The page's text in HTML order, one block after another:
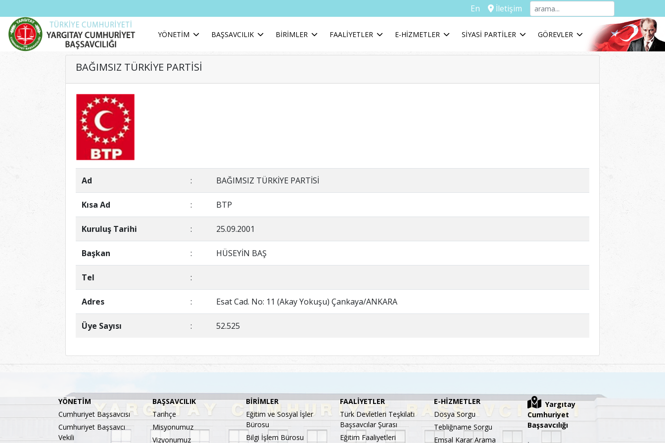
En İletişim
YÖNETİM BAŞSAVCILIK BİRİMLER FAALİYETLER E-HİZMETLER SİYASİ PARTİLER GÖREVLER
BAĞIMSIZ TÜRKİYE PARTİSİ
Ad : BAĞIMSIZ TÜRKİYE PARTİSİ
Kısa Ad : BTP
Kuruluş Tarihi : 25.09.2001
Başkan : HÜSEYİN BAŞ
Tel :
Adres : Esat Cad. No: 11 (Akay Yokuşu) Çankaya/ANKARA
Üye Sayısı : 52.525
YÖNETİM
Cumhuriyet Başsavcısı
Cumhuriyet Başsavcı
Vekili
BAŞSAVCILIK
Tarihçe
Misyonumuz
Vizyonumuz
BİRİMLER
Eğitim ve Sosyal İşler
Bürosu
Bilgi İşlem Bürosu
FAALİYETLER
Türk Devletleri Teşkilatı
Başsavcılar Şurası
Eğitim Faaliyetleri
E-HİZMETLER
Dosya Sorgu
Tebliğname Sorgu
Emsal Karar Arama
Yargıtay
Cumhuriyet
Başsavcılığı